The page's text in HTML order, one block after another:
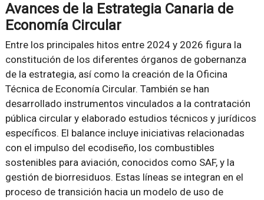
Avances de la Estrategia Canaria de
Economía Circular
Entre los principales hitos entre 2024 y 2026 figura la
constitución de los diferentes órganos de gobernanza
de la estrategia, así como la creación de la Oficina
Técnica de Economía Circular. También se han
desarrollado instrumentos vinculados a la contratación
pública circular y elaborado estudios técnicos y jurídicos
específicos. El balance incluye iniciativas relacionadas
con el impulso del ecodiseño, los combustibles
sostenibles para aviación, conocidos como SAF, y la
gestión de biorresiduos. Estas líneas se integran en el
proceso de transición hacia un modelo de uso de